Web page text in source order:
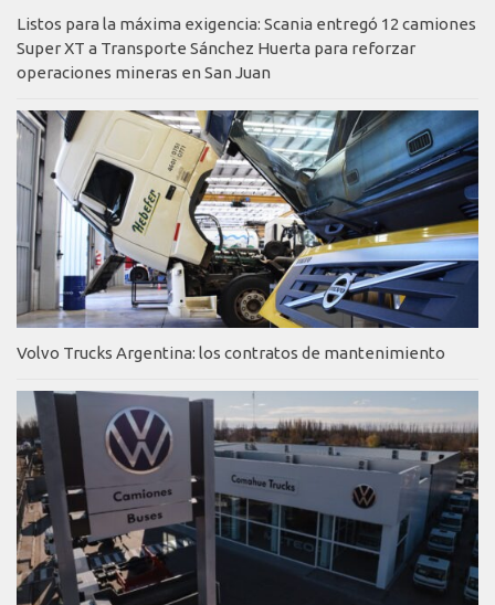
Listos para la máxima exigencia: Scania entregó 12 camiones
Super XT a Transporte Sánchez Huerta para reforzar
operaciones mineras en San Juan
Volvo Trucks Argentina: los contratos de mantenimiento